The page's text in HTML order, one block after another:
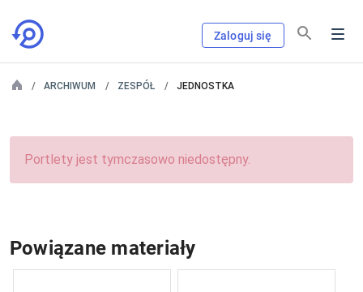
Zaloguj się
ARCHIWUM ZESPÓŁ JEDNOSTKA
Portlety jest tymczasowo niedostępny.
Powiązane materiały